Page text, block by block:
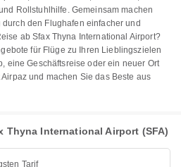
Rollstuhlhilfe. Gemeinsam machen
den Flughafen einfacher und
ab Sfax Thyna International Airport?
für Flüge zu Ihren Lieblingszielen
eine Geschäftsreise oder ein neuer Ort
und machen Sie das Beste aus
Thyna International Airport (SFA)
Tarif